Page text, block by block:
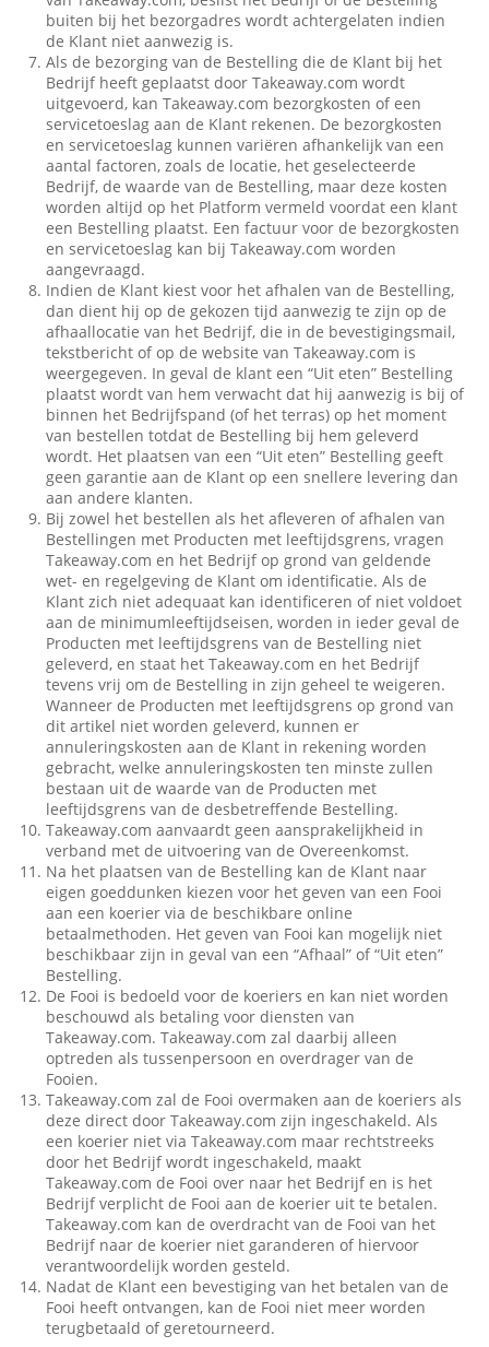
buiten bij het bezorgadres wordt achtergelaten indien
de Klant niet aanwezig is.
Als de bezorging van de Bestelling die de Klant bij het
Bedrijf heeft geplaatst door Takeaway.com wordt
uitgevoerd, kan Takeaway.com bezorgkosten of een
servicetoeslag aan de Klant rekenen. De bezorgkosten
en servicetoeslag kunnen variëren afhankelijk van een
aantal factoren, zoals de locatie, het geselecteerde
Bedrijf, de waarde van de Bestelling, maar deze kosten
worden altijd op het Platform vermeld voordat een klant
een Bestelling plaatst. Een factuur voor de bezorgkosten
en servicetoeslag kan bij Takeaway.com worden
aangevraagd.
Indien de Klant kiest voor het afhalen van de Bestelling,
dan dient hij op de gekozen tijd aanwezig te zijn op de
afhaallocatie van het Bedrijf, die in de bevestigingsmail,
tekstbericht of op de website van Takeaway.com is
weergegeven. In geval de klant een “Uit eten” Bestelling
plaatst wordt van hem verwacht dat hij aanwezig is bij of
binnen het Bedrijfspand (of het terras) op het moment
van bestellen totdat de Bestelling bij hem geleverd
wordt. Het plaatsen van een “Uit eten” Bestelling geeft
geen garantie aan de Klant op een snellere levering dan
aan andere klanten.
Bij zowel het bestellen als het afleveren of afhalen van
Bestellingen met Producten met leeftijdsgrens, vragen
Takeaway.com en het Bedrijf op grond van geldende
wet- en regelgeving de Klant om identificatie. Als de
Klant zich niet adequaat kan identificeren of niet voldoet
aan de minimumleeftijdseisen, worden in ieder geval de
Producten met leeftijdsgrens van de Bestelling niet
geleverd, en staat het Takeaway.com en het Bedrijf
tevens vrij om de Bestelling in zijn geheel te weigeren.
Wanneer de Producten met leeftijdsgrens op grond van
dit artikel niet worden geleverd, kunnen er
annuleringskosten aan de Klant in rekening worden
gebracht, welke annuleringskosten ten minste zullen
bestaan uit de waarde van de Producten met
leeftijdsgrens van de desbetreffende Bestelling.
Takeaway.com aanvaardt geen aansprakelijkheid in
verband met de uitvoering van de Overeenkomst.
Na het plaatsen van de Bestelling kan de Klant naar
eigen goeddunken kiezen voor het geven van een Fooi
aan een koerier via de beschikbare online
betaalmethoden. Het geven van Fooi kan mogelijk niet
beschikbaar zijn in geval van een “Afhaal” of “Uit eten”
Bestelling.
De Fooi is bedoeld voor de koeriers en kan niet worden
beschouwd als betaling voor diensten van
Takeaway.com. Takeaway.com zal daarbij alleen
optreden als tussenpersoon en overdrager van de
Fooien.
Takeaway.com zal de Fooi overmaken aan de koeriers als
deze direct door Takeaway.com zijn ingeschakeld. Als
een koerier niet via Takeaway.com maar rechtstreeks
door het Bedrijf wordt ingeschakeld, maakt
Takeaway.com de Fooi over naar het Bedrijf en is het
Bedrijf verplicht de Fooi aan de koerier uit te betalen.
Takeaway.com kan de overdracht van de Fooi van het
Bedrijf naar de koerier niet garanderen of hiervoor
verantwoordelijk worden gesteld.
Nadat de Klant een bevestiging van het betalen van de
Fooi heeft ontvangen, kan de Fooi niet meer worden
terugbetaald of geretourneerd.